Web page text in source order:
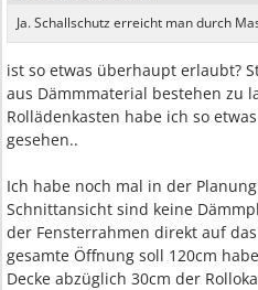
Ja. Schallschutz erreicht man durch
ist so etwas überhaupt erlaubt?
aus Dämmmaterial bestehen zu
Rollädenkasten habe ich so
gesehen..
Ich habe noch mal in der
Schnittansicht sind keine
der Fensterrahmen direkt auf
gesamte Öffnung soll 120cm
Decke abzüglich 30cm der